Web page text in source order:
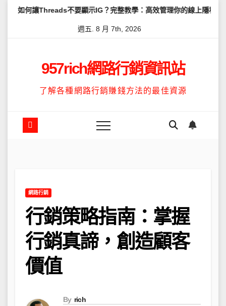
不要顯示IG？完整教學：高效管理你的線上隱私與數據安全
週五. 8 月 7th, 2026
957rich網路行銷資訊站
了解各種網路行銷賺錢方法的最佳資源
網路行銷
行銷策略指南：掌握
行銷真諦，創造顧客
價值
By rich